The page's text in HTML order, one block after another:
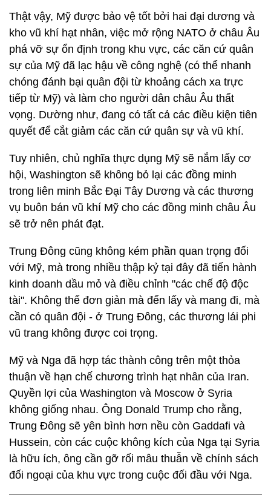
Thật vậy, Mỹ được bảo vệ tốt bởi hai đại dương và
kho vũ khí hạt nhân, việc mở rộng NATO ở châu Âu
phá vỡ sự ổn định trong khu vực, các căn cứ quân
sự của Mỹ đã lạc hậu về công nghệ (có thể nhanh
chóng đánh bại quân đội từ khoảng cách xa trực
tiếp từ Mỹ) và làm cho người dân châu Âu thất
vọng. Dường như, đang có tất cả các điều kiện tiên
quyết để cắt giảm các căn cứ quân sự và vũ khí.
Tuy nhiên, chủ nghĩa thực dụng Mỹ sẽ nắm lấy cơ
hội, Washington sẽ không bỏ lại các đồng minh
trong liên minh Bắc Đại Tây Dương và các thương
vụ buôn bán vũ khí Mỹ cho các đồng minh châu Âu
sẽ trở nên phát đạt.
Trung Đông cũng không kém phần quan trọng đối
với Mỹ, mà trong nhiều thập kỷ tại đây đã tiến hành
kinh doanh dầu mỏ và điều chỉnh "các chế độ độc
tài". Không thể đơn giản mà đến lấy và mang đi, mà
cần có quân đội - ở Trung Đông, các thương lái phi
vũ trang không được coi trọng.
Mỹ và Nga đã hợp tác thành công trên một thỏa
thuận về hạn chế chương trình hạt nhân của Iran.
Quyền lợi của Washington và Moscow ở Syria
không giống nhau. Ông Donald Trump cho rằng,
Trung Đông sẽ yên bình hơn nều còn Gaddafi và
Hussein, còn các cuộc không kích của Nga tại Syria
là hữu ích, ông cần gỡ rối mâu thuẫn về chính sách
đối ngoại của khu vực trong cuộc đối đầu với Nga.